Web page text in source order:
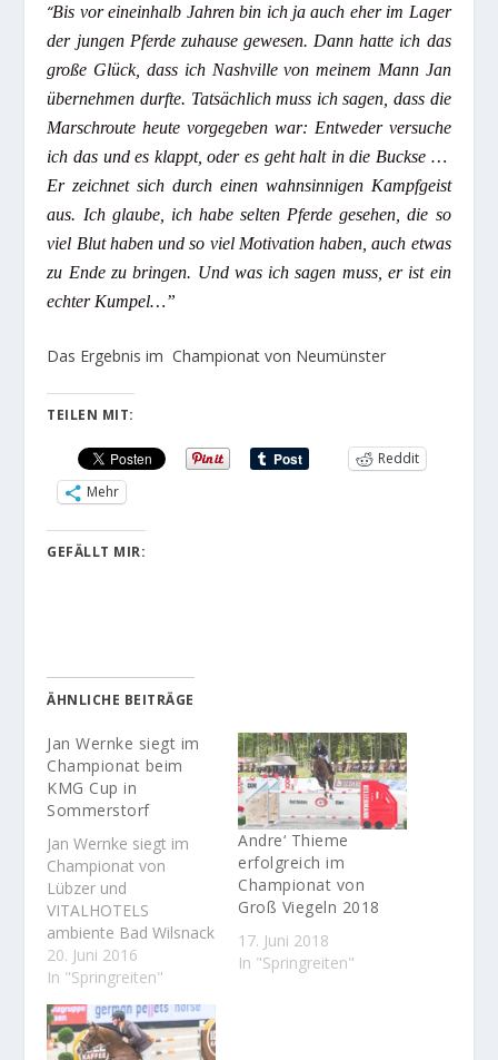
“Bis vor eineinhalb Jahren bin ich ja auch eher im Lager
der jungen Pferde zuhause gewesen. Dann hatte ich das
große Glück, dass ich Nashville von meinem Mann Jan
übernehmen durfte. Tatsächlich muss ich sagen, dass die
Marschroute heute vorgegeben war: Entweder versuche
ich das und es klappt, oder es geht halt in die Buckse …
Er zeichnet sich durch einen wahnsinnigen Kampfgeist
aus. Ich glaube, ich habe selten Pferde gesehen, die so
viel Blut haben und so viel Motivation haben, auch etwas
zu Ende zu bringen. Und was ich sagen muss, er ist ein
echter Kumpel…”
Das Ergebnis im Championat von Neumünster
TEILEN MIT:
Reddit
Mehr
GEFÄLLT MIR:
ÄHNLICHE BEITRÄGE
Jan Wernke siegt im
Championat beim
KMG Cup in
Sommerstorf
Jan Wernke siegt im
Championat von
Lübzer und
VITALHOTELS
ambiente Bad Wilsnack
Jan Wernke konnte die
Hauptprüfung des
Samstags beim KMG
Cup in Sommerstorf
für sich entscheiden.
20. Juni 2016
In "Springreiten"
Andre‘ Thieme
erfolgreich im
Championat von
Groß Viegeln 2018
17. Juni 2018
In "Springreiten"